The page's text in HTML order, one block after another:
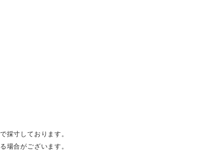
採寸しております。
場合がございます。